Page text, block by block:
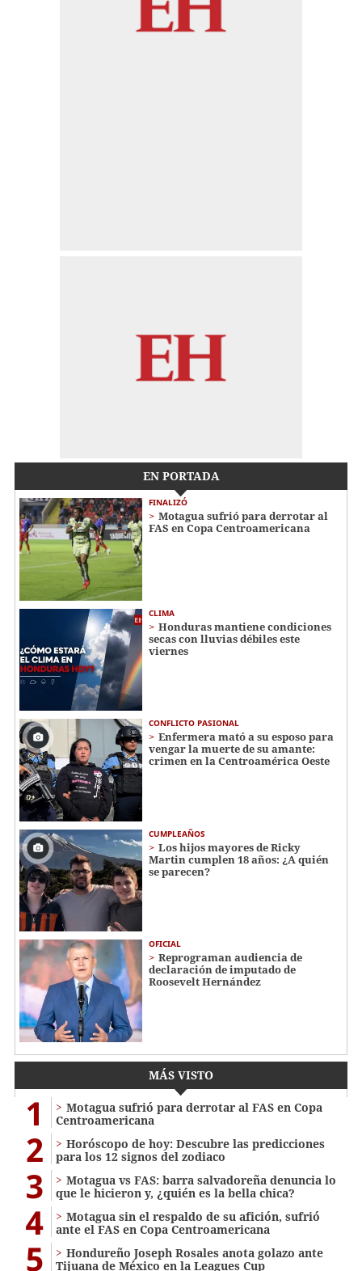
EN PORTADA
FINALIZÓ
Motagua sufrió para derrotar al
FAS en Copa Centroamericana
CLIMA
Honduras mantiene condiciones
secas con lluvias débiles este
viernes
CONFLICTO PASIONAL
Enfermera mató a su esposo para
vengar la muerte de su amante:
crimen en la Centroamérica Oeste
CUMPLEAÑOS
Los hijos mayores de Ricky
Martin cumplen 18 años: ¿A quién
se parecen?
OFICIAL
Reprograman audiencia de
declaración de imputado de
Roosevelt Hernández
MÁS VISTO
1
Motagua sufrió para derrotar al FAS en Copa
Centroamericana
2
Horóscopo de hoy: Descubre las predicciones
para los 12 signos del zodiaco
3
Motagua vs FAS: barra salvadoreña denuncia lo
que le hicieron y, ¿quién es la bella chica?
4
Motagua sin el respaldo de su afición, sufrió
ante el FAS en Copa Centroamericana
5
Hondureño Joseph Rosales anota golazo ante
Tijuana de México en la Leagues Cup